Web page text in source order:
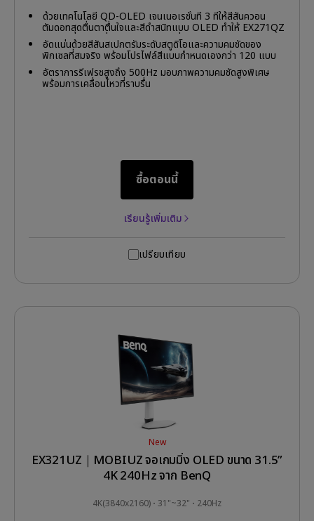
ด้วยเทคโนโลยี QD-OLED เจนเนอเรชั่นที่ 3 ที่ให้สีสันควอน
ตัมดอทสุดตื่นตาตื่นใจและสีดำสนิทแบบ OLED ทำให้ EX271QZ
มอบคอนทราสต์ที่เหนือกว่าและภาพที่สมจริง
อัดแน่นด้วยสีสันสเปกตรัมระดับสตูดิโอและความคมชัดของ
พิกเซลที่สมจริง พร้อมโปรไฟล์สีแบบกำหนดเองกว่า 120 แบบ
จาก Color Shuttle
อัตราการรีเฟรชสูงถึง 500Hz มอบภาพความคมชัดสูงพิเศษ
พร้อมการเคลื่อนไหวที่ราบรื่น
ซื้อตอนนี้
เรียนรู้เพิ่มเติม
เปรียบเทียบ
New
EX321UZ｜MOBIUZ จอเกมมิ่ง OLED ขนาด 31.5”
4K 240Hz จาก BenQ
4K(3840x2160) 31"~32" 240Hz